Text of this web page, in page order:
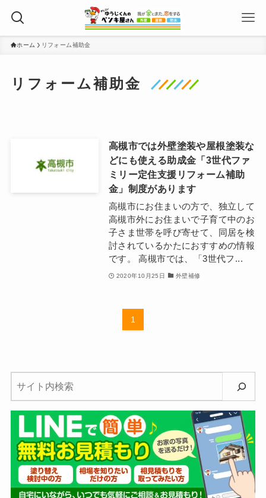
ホーム リフォーム補助金
リフォーム補助金
高槻市では外壁塗装や屋根塗装な
どにも使える助成金「3世代ファ
ミリー定住支援リフォーム補助
金」制度があります
高槻市にお住まいの方で、独立して
高槻市外にお住まいで子育て中のお
子さま世帯を呼び寄せて、同居を検
討されているかたにおすすめの情報
です。 高槻市では、「3世代フ...
2020年10月25日 外壁補修
1